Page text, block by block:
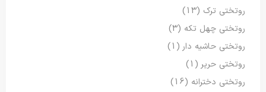
روتختی ترک (13)
روتختی چهل تکه (3)
روتختی حاشیه دار (1)
روتختی حریر (1)
روتختی دخترانه (16)